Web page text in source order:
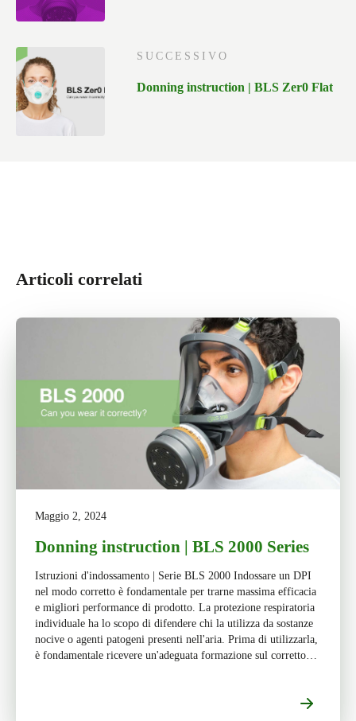
SUCCESSIVO
Donning instruction | BLS Zer0 Flat
Articoli correlati
Maggio 2, 2024
Donning instruction | BLS 2000 Series
Istruzioni d'indossamento | Serie BLS 2000 Indossare un DPI
nel modo corretto è fondamentale per trarne massima efficacia
e migliori performance di prodotto. La protezione respiratoria
individuale ha lo scopo di difendere chi la utilizza da sostanze
nocive o agenti patogeni presenti nell'aria. Prima di utilizzarla,
è fondamentale ricevere un'adeguata formazione sul corretto